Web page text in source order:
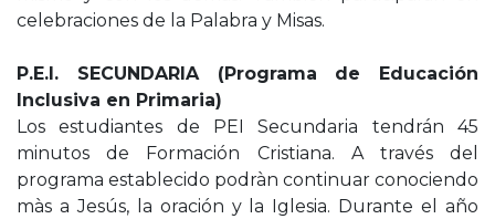
celebraciones de la Palabra y Misas.
P.E.I. SECUNDARIA (Programa de Educación
Inclusiva en Primaria)
Los estudiantes de PEI Secundaria tendrán 45
minutos de Formación Cristiana. A través del
programa establecido podràn continuar conociendo
màs a Jesús, la oración y la Iglesia. Durante el año